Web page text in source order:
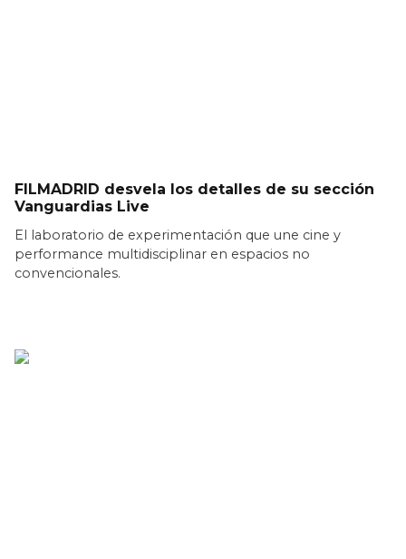
FILMADRID desvela los detalles de su sección
Vanguardias Live
El laboratorio de experimentación que une cine y
performance multidisciplinar en espacios no
convencionales.